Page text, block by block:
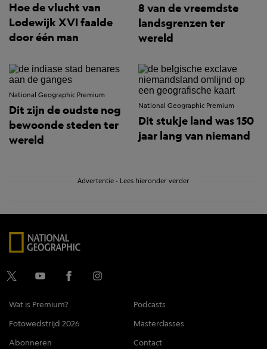
Hoe de vlucht van
Lodewijk XVI faalde
door één man
8 van de vreemdste
landsgrenzen ter
wereld
National Geographic Premium
Dit zijn de oudste nog
bewoonde steden ter
wereld
National Geographic Premium
Dit stukje land was 150
jaar lang van niemand
Advertentie - Lees hieronder verder
Wat is Premium?
Podcasts
Fotowedstrijd 2026
Masterclasses
Abonneren
Contact